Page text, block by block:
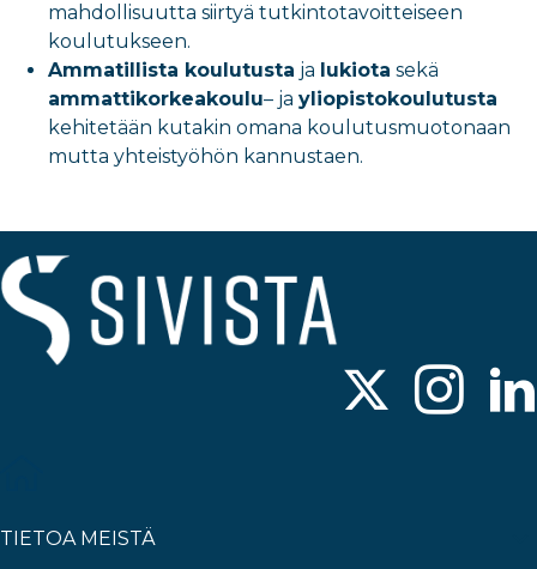
mahdollisuutta siirtyä tutkintotavoitteiseen
koulutukseen.
Ammatillista koulutusta ja lukiota sekä
ammattikorkeakoulu– ja yliopistokoulutusta
kehitetään kutakin omana koulutusmuotonaan
mutta yhteistyöhön kannustaen.
TIETOA MEISTÄ